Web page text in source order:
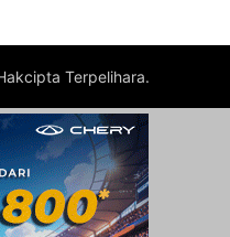
Terpelihara.